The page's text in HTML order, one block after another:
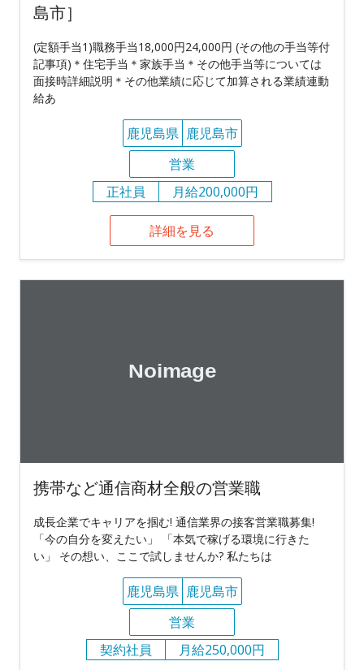
島市］
(定額手当1)職務手当18,000円24,000円 (その他の手当等付
記事項)＊住宅手当＊家族手当＊その他手当等については
面接時詳細説明＊その他業績に応じて加算される業績連動
給あ
鹿児島県 鹿児島市
営業
正社員
月給200,000円
詳細を見る
携帯など通信商材全般の営業職
成長企業でキャリアを掴む! 通信業界の接客営業職募集!
「今の自分を変えたい」 「本気で稼げる環境に行きた
い」 その想い、ここで試しませんか? 私たちは
鹿児島県 鹿児島市
営業
契約社員
月給250,000円